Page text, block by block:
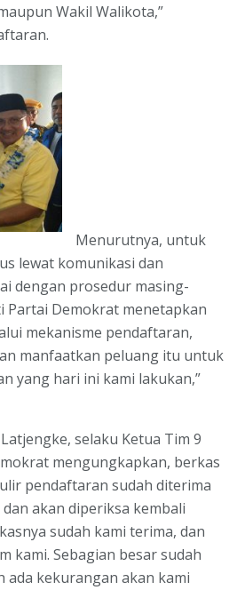
Wakil Walikota,”
Menurutnya, untuk
lewat komunikasi dan
dengan prosedur masing-
Partai Demokrat menetapkan
mekanisme pendaftaran,
manfaatkan peluang itu untuk
yang hari ini kami lakukan,”
selaku Ketua Tim 9
mengungkapkan, berkas
pendaftaran sudah diterima
akan diperiksa kembali
sudah kami terima, dan
kami. Sebagian besar sudah
ada kekurangan akan kami